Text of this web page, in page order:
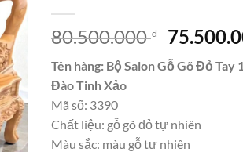
80.500.000₫
Giá
gốc
là:
Tên hàng: Bộ Salon Gỗ Gõ Đỏ Tay
Đào Tinh Xảo
Mã số: 3390
Chất liệu: gỗ gõ đỏ tự nhiên
Màu sắc: màu gỗ tự nhiên